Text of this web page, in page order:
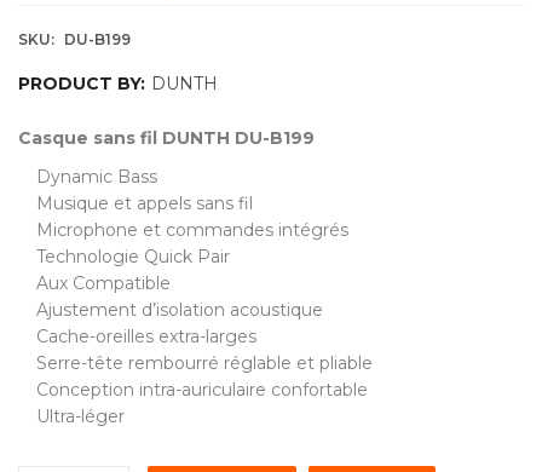
SKU: DU-B199
PRODUCT BY: DUNTH
Casque sans fil DUNTH DU-B199
Dynamic Bass
Musique et appels sans fil
Microphone et commandes intégrés
Technologie Quick Pair
Aux Compatible
Ajustement d’isolation acoustique
Cache-oreilles extra-larges
Serre-tête rembourré réglable et pliable
Conception intra-auriculaire confortable
Ultra-léger